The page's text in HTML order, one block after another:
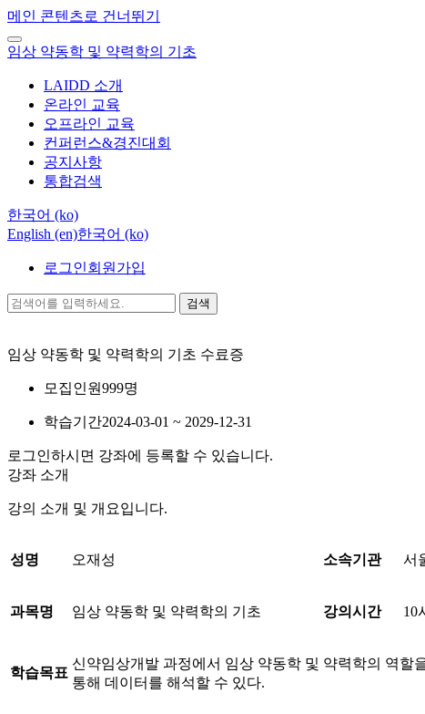
메인 콘텐츠로 건너뛰기
임상 약동학 및 약력학의 기초
LAIDD 소개
온라인 교육
오프라인 교육
컨퍼런스&경진대회
공지사항
통합검색
한국어 ‎(ko)‎
English ‎(en)‎한국어 ‎(ko)‎
로그인회원가입
검색
임상 약동학 및 약력학의 기초 수료증
모집인원999명
학습기간2024-03-01 ~ 2029-12-31
로그인하시면 강좌에 등록할 수 있습니다.
강좌 소개
강의 소개 및 개요입니다.
성명 오재성 소속기관 서
과목명 임상 약동학 및 약력학의 기초 강의시간 10
학습목표
신약임상개발 과정에서 임상 약동학 및 약력학의 역할
통해 데이터를 해석할 수 있다.